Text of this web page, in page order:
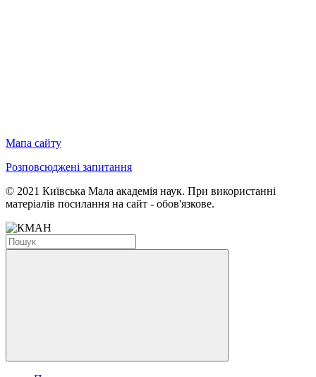
Мапа сайту
Розповсюджені запитання
© 2021 Київська Мала академія наук. При використанні
матеріалів посилання на сайт - обов'язкове.